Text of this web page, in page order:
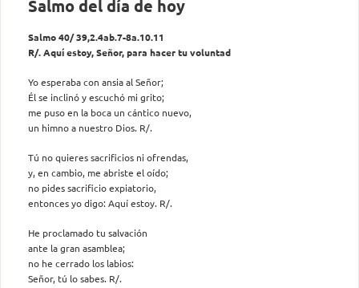
Salmo del día de hoy
Salmo 40/ 39,2.4ab.7-8a.10.11
R/. Aquí estoy, Señor, para hacer tu voluntad
Yo esperaba con ansia al Señor;
Él se inclinó y escuchó mi grito;
me puso en la boca un cántico nuevo,
un himno a nuestro Dios. R/.
Tú no quieres sacrificios ni ofrendas,
y, en cambio, me abriste el oído;
no pides sacrificio expiatorio,
entonces yo digo: Aquí estoy. R/.
He proclamado tu salvación
ante la gran asamblea;
no he cerrado los labios:
Señor, tú lo sabes. R/.